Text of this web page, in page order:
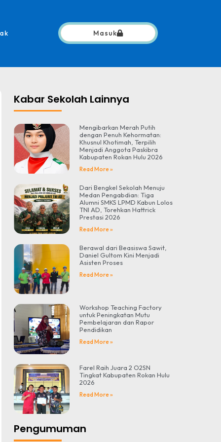
Masuk
Kabar Sekolah Lainnya
Mengibarkan Merah Putih
dengan Penuh Kehormatan:
Khusnul Khotimah, Terpilih
Menjadi Anggota Paskibra
Kabupaten Rokan Hulu 2026
Read More »
Dari Bengkel Sekolah Menuju
Medan Pengabdian: Tiga
Alumni SMKS LPMD Kabun Lolos
TNI AD, Torehkan Hattrick
Prestasi 2026
Read More »
Berawal dari Beasiswa Sawit,
Daniel Gultom Kini Menjadi
Asisten Proses
Read More »
Workshop Teaching Factory
untuk Peningkatan Mutu
Pembelajaran dan Rapor
Pendidikan
Read More »
Farel Raih Juara 2 O2SN
Tingkat Kabupaten Rokan Hulu
2026
Read More »
Pengumuman